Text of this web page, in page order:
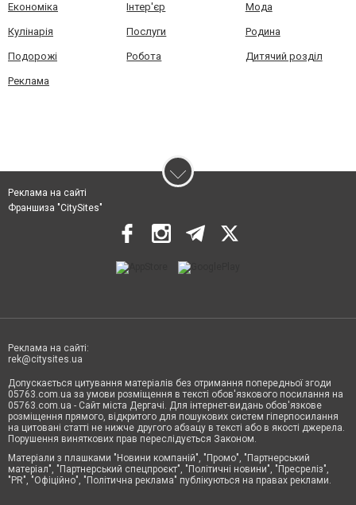
Економіка Інтер'єр Мода
Кулінарія Послуги Родина
Подорожі Робота Дитячий розділ
Реклама
Реклама на сайті
Франшиза "CitySites"
Реклама на сайті:
rek@citysites.ua
Допускається цитування матеріалів без отримання попередньої згоди
05763.com.ua за умови розміщення в тексті обов'язкового посилання на
05763.com.ua - Сайт міста Дергачі. Для інтернет-видань обов'язкове
розміщення прямого, відкритого для пошукових систем гіперпосилання
на цитовані статті не нижче другого абзацу в тексті або в якості джерела.
Порушення виняткових прав переслідується Законом.
Матеріали з плашками "Новини компаній", "Промо", "Партнерський
матеріал", "Партнерський спецпроєкт", "Політичні новини", "Пресреліз",
"PR", "Офіційно", "Політична реклама" публікуються на правах реклами.